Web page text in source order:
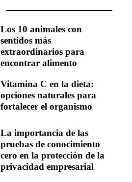
Los 10 animales con
sentidos más
extraordinarios para
encontrar alimento
Vitamina C en la dieta:
opciones naturales para
fortalecer el organismo
La importancia de las
pruebas de conocimiento
cero en la protección de la
privacidad empresarial